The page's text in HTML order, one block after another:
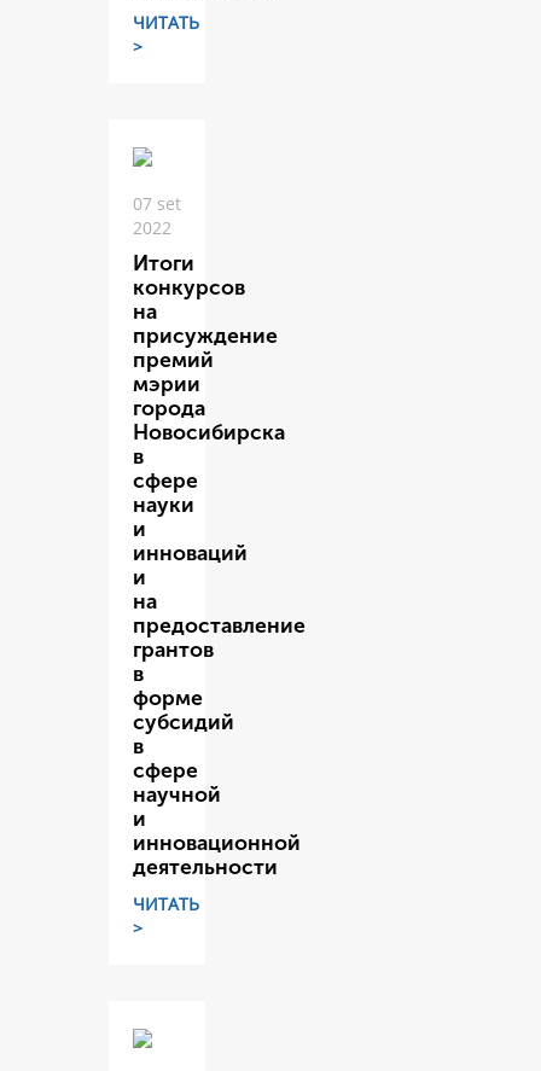
ЧИТАТЬ
>
07 set
2022
Итоги
конкурсов
на
присуждение
премий
мэрии
города
Новосибирска
в
сфере
науки
и
инноваций
и
на
предоставление
грантов
в
форме
субсидий
в
сфере
научной
и
инновационной
деятельности
ЧИТАТЬ
>